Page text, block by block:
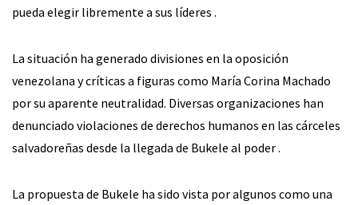
pueda elegir libremente a sus líderes .
La situación ha generado divisiones en la oposición
venezolana y críticas a figuras como María Corina Machado
por su aparente neutralidad. Diversas organizaciones han
denunciado violaciones de derechos humanos en las cárceles
salvadoreñas desde la llegada de Bukele al poder .
La propuesta de Bukele ha sido vista por algunos como una